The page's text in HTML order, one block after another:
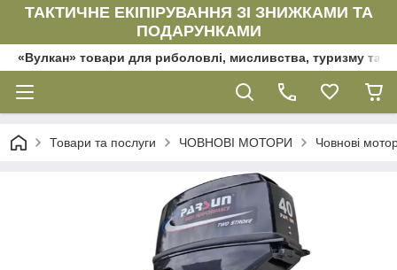
ТАКТИЧНЕ ЕКІПІРУВАННЯ ЗІ ЗНИЖКАМИ ТА
ПОДАРУНКАМИ
«Вулкан» товари для риболовлі, мисливства, туризму та
Товари та послуги ЧОВНОВІ МОТОРИ Човнові